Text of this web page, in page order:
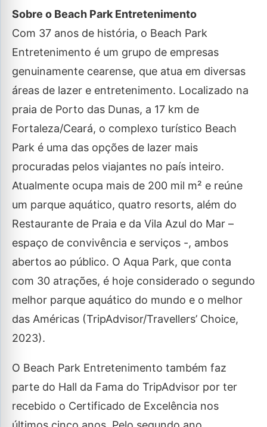
Sobre o Beach Park Entretenimento
Com 37 anos de história, o Beach Park
Entretenimento é um grupo de empresas
genuinamente cearense, que atua em diversas
áreas de lazer e entretenimento. Localizado na
praia de Porto das Dunas, a 17 km de
Fortaleza/Ceará, o complexo turístico Beach
Park é uma das opções de lazer mais
procuradas pelos viajantes no país inteiro.
Atualmente ocupa mais de 200 mil m² e reúne
um parque aquático, quatro resorts, além do
Restaurante de Praia e da Vila Azul do Mar –
espaço de convivência e serviços -, ambos
abertos ao público. O Aqua Park, que conta
com 30 atrações, é hoje considerado o segundo
melhor parque aquático do mundo e o melhor
das Américas (TripAdvisor/Travellers’ Choice,
2023).
O Beach Park Entretenimento também faz
parte do Hall da Fama do TripAdvisor por ter
recebido o Certificado de Excelência nos